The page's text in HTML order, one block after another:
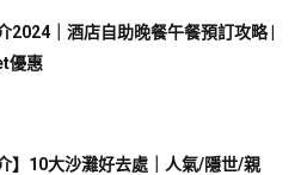
2024｜酒店自助晚餐午餐預訂攻略 |
優惠
】10大沙灘好去處｜人氣/隱世/親